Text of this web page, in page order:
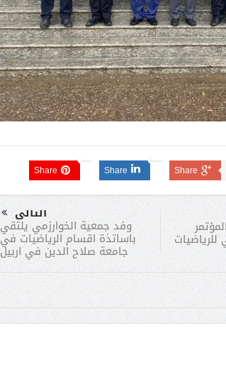
Share
Share
Share
للرياضيات
التالى
وفد جمعية الخوارزمي يلتقي
باساتذة اقسام الرياضيات في
جامعة صلاح الدين في اربيل